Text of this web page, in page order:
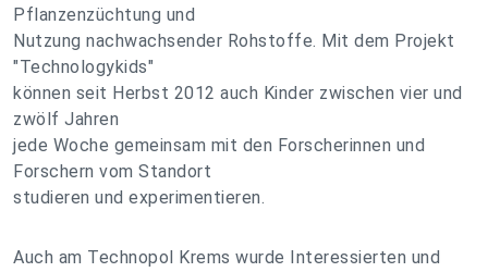
Pflanzenzüchtung und
Nutzung nachwachsender Rohstoffe. Mit dem Projekt
"Technologykids"
können seit Herbst 2012 auch Kinder zwischen vier und
zwölf Jahren
jede Woche gemeinsam mit den Forscherinnen und
Forschern vom Standort
studieren und experimentieren.
Auch am Technopol Krems wurde Interessierten und